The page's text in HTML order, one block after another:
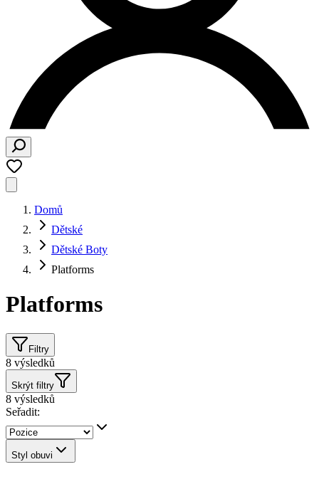
Domů
Dětské
Dětské Boty
Platforms
Platforms
Filtry
8 výsledků
Skrýt filtry
8 výsledků
Seřadit:
Styl obuvi